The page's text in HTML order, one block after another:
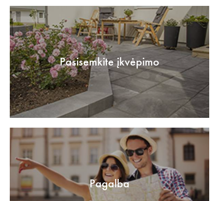
Pasisemkite įkvėpimo
Pagalba